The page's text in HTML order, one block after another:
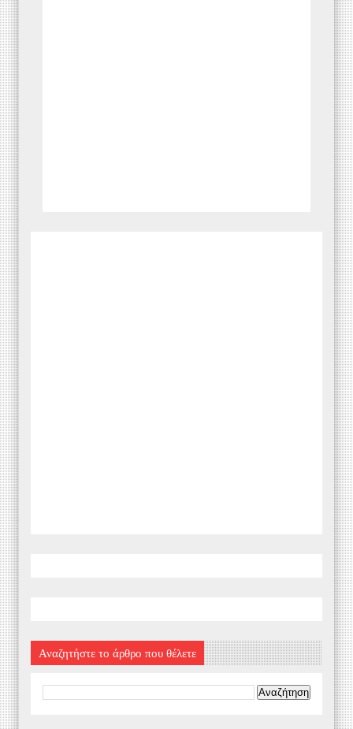
Αναζητήστε το άρθρο που θέλετε